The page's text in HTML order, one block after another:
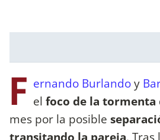
F ernando Burlandoy
el foco de la tormenta
mes por la posible
transitando la pareja. Tras